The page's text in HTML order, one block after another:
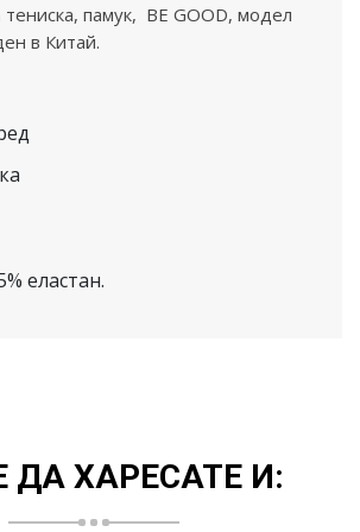
памук, BE GOOD, модел
в Китай.
еластан.
ХАРЕСАТЕ И: